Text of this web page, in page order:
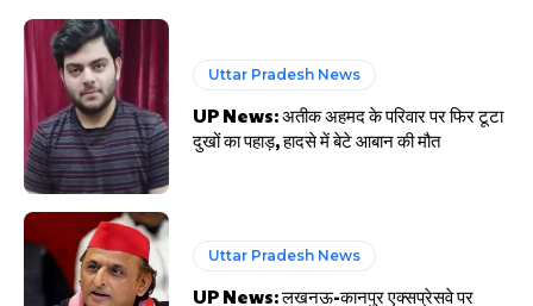
Uttar Pradesh News
UP News: अतीक अहमद के परिवार पर फिर टूटा
दुखों का पहाड़, हादसे में बेटे आबान की मौत
Uttar Pradesh News
UP News: लखनऊ-कानपुर एक्सप्रेसवे पर